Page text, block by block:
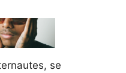
se